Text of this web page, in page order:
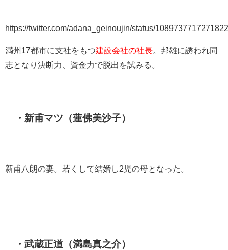
https://twitter.com/adana_geinoujin/status/
満州17都市に支社をもつ建設会社の社長 。邦雄に誘われ同
志となり決断力、資金力で脱出を試みる。
・新甫マツ（蓮佛美沙子）
新甫八朗の妻。若くして結婚し2児の母となった。
・武蔵正道（満島真之介）